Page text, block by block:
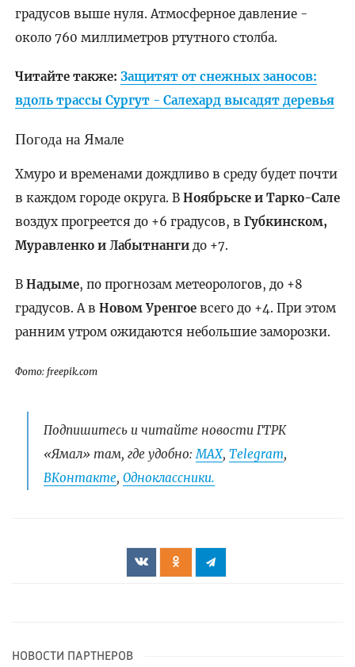
градусов выше нуля. Атмосферное давление -
около 760 миллиметров ртутного столба.
Читайте также: Защитят от снежных заносов:
вдоль трассы Сургут - Салехард высадят деревья
Погода на Ямале
Хмуро и временами дождливо в среду будет почти
в каждом городе округа. В Ноябрьске и Тарко-Сале
воздух прогреется до +6 градусов, в Губкинском,
Муравленко и Лабытнангидо +7.
В Надыме, по прогнозам метеорологов, до +8
градусов. А в Новом Уренгоевсего до +4. При этом
ранним утром ожидаются небольшие заморозки.
Фото: freepik.com
Подпишитесь и читайте новости ГТРК
«Ямал» там, где удобно: МАХ, Telegram,
ВКонтакте, Одноклассники.
НОВОСТИ ПАРТНЕРОВ